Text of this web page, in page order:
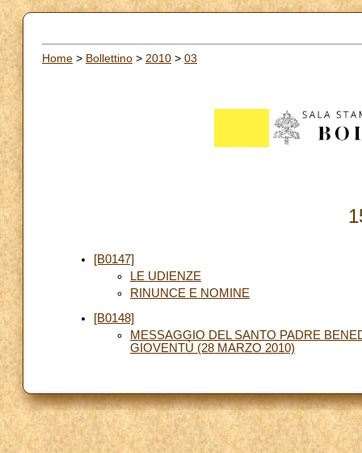
Home > Bollettino > 2010 > 03
[B0147]
LE UDIENZE
RINUNCE E NOMINE
[B0148]
MESSAGGIO DEL SANTO PADRE
GIOVENTÙ (28 MARZO 2010)